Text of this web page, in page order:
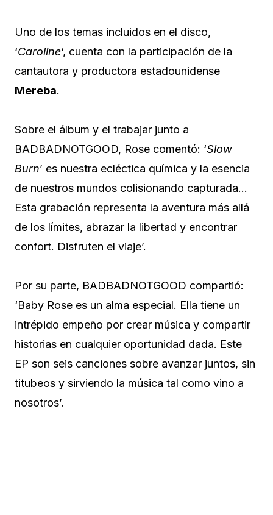
Uno de los temas incluidos en el disco,
‘Caroline‘, cuenta con la participación de la
cantautora y productora estadounidense
Mereba.
Sobre el álbum y el trabajar junto a
BADBADNOTGOOD, Rose comentó: ‘Slow
Burn’ es nuestra ecléctica química y la esencia
de nuestros mundos colisionando capturada…
Esta grabación representa la aventura más allá
de los límites, abrazar la libertad y encontrar
confort. Disfruten el viaje’.
Por su parte, BADBADNOTGOOD compartió:
‘Baby Rose es un alma especial. Ella tiene un
intrépido empeño por crear música y compartir
historias en cualquier oportunidad dada. Este
EP son seis canciones sobre avanzar juntos, sin
titubeos y sirviendo la música tal como vino a
nosotros’.